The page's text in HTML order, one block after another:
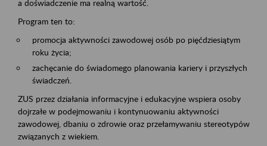
a doświadczenie ma realną wartość.
Program ten to:
promocja aktywności zawodowej osób po pięćdziesiątym
roku życia;
zachęcanie do świadomego planowania kariery i przyszłych
świadczeń.
ZUS przez działania informacyjne i edukacyjne wspiera osoby
dojrzałe w podejmowaniu i kontynuowaniu aktywności
zawodowej, dbaniu o zdrowie oraz przełamywaniu stereotypów
związanych z wiekiem.